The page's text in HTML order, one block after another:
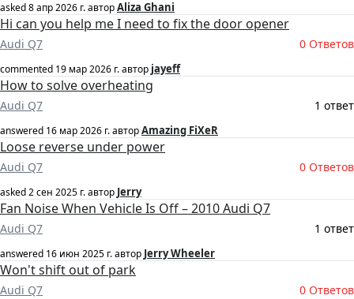
asked8 апр 2026 г.авторAliza Ghani
Hi can you help me I need to fix the door opener
Audi Q7 0 Ответов
commented 19 мар 2026 г.автор jayeff
How to solve overheating
Audi Q7 1 ответ
answered 16 мар 2026 г.авторAmazing FiXeR
Loose reverse under power
Audi Q7 0 Ответов
asked2 сен 2025 г.автор Jerry
Fan Noise When Vehicle Is Off – 2010 Audi Q7
Audi Q7 1 ответ
answered 16 июн 2025 г.автор Jerry Wheeler
Won't shift out of park
Audi Q7 0 Ответов